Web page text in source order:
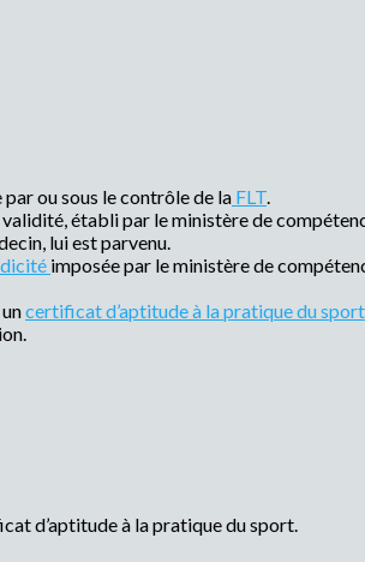
ou sous le contrôle de la FLT.
validité, établi par le ministère de
lui est parvenu.
imposée par le ministère de
certificat d’aptitude à la pratique du sport
à la pratique du sport.